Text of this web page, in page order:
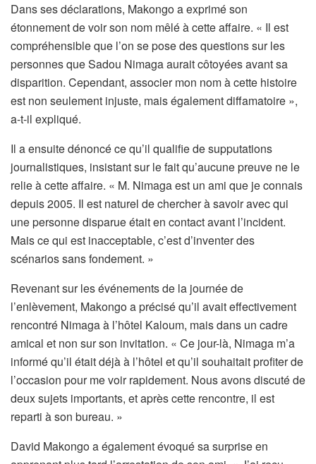
Dans ses déclarations, Makongo a exprimé son
étonnement de voir son nom mêlé à cette affaire. « Il est
compréhensible que l’on se pose des questions sur les
personnes que Sadou Nimaga aurait côtoyées avant sa
disparition. Cependant, associer mon nom à cette histoire
est non seulement injuste, mais également diffamatoire »,
a-t-il expliqué.
Il a ensuite dénoncé ce qu’il qualifie de supputations
journalistiques, insistant sur le fait qu’aucune preuve ne le
relie à cette affaire. « M. Nimaga est un ami que je connais
depuis 2005. Il est naturel de chercher à savoir avec qui
une personne disparue était en contact avant l’incident.
Mais ce qui est inacceptable, c’est d’inventer des
scénarios sans fondement. »
Revenant sur les événements de la journée de
l’enlèvement, Makongo a précisé qu’il avait effectivement
rencontré Nimaga à l’hôtel Kaloum, mais dans un cadre
amical et non sur son invitation. « Ce jour-là, Nimaga m’a
informé qu’il était déjà à l’hôtel et qu’il souhaitait profiter de
l’occasion pour me voir rapidement. Nous avons discuté de
deux sujets importants, et après cette rencontre, il est
reparti à son bureau. »
David Makongo a également évoqué sa surprise en